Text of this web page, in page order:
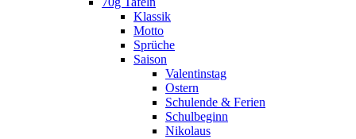
Klassik
Motto
Sprüche
Saison
Valentinstag
Ostern
Schulende & Ferien
Schulbeginn
Nikolaus